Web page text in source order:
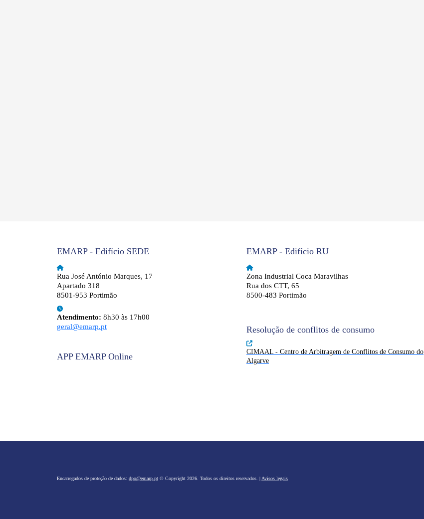
EMARP - Edifício SEDE
Rua José António Marques, 17
Apartado 318
8501-953 Portimão
Atendimento: 8h30 às 17h00
geral@emarp.pt
APP EMARP Online
EMARP - Edifício RU
Zona Industrial Coca Maravilhas
Rua dos CTT, 65
8500-483 Portimão
Resolução de conflitos de consumo
CIMAAL - Centro de Arbitragem de Conflitos de Consumo do
Algarve
Encarregados de proteção de dados: dpo@emarp.pt © Copyright 2026. Todos os direitos reservados. | Avisos legais